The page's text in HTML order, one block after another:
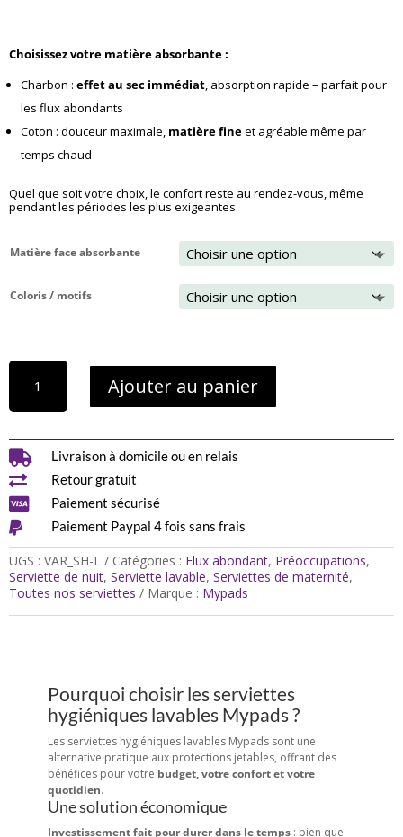
Choisissez votre matière absorbante :
Charbon : effet au sec immédiat, absorption rapide – parfait pour
les flux abondants
Coton : douceur maximale, matière fineet agréable même par
temps chaud
Quel que soit votre choix, le confort reste au rendez-vous, même
pendant les périodes les plus exigeantes.
Matière face absorbante
Coloris / motifs
quantité
serviette
lavable
(Gamme
L)
pour
maternité,
nuit
Ajouter au panier
 Livraison à domicile ou en relais
 Retour gratuit
 Paiement sécurisé
 Paiement Paypal 4 fois sans frais
UGS : VAR_SH-L Catégories : Flux abondant, Préoccupations,
Serviette de nuit, Serviette lavable, Serviettes de maternité,
Toutes nos serviettes
Marque : Mypads
Pourquoi choisir les serviettes
hygiéniques lavables Mypads ?
Les serviettes hygiéniques lavables Mypads sont une
alternative pratique aux protections jetables, offrant des
bénéfices pour votre budget, votre confort et votre
quotidien.
Une solution économique
Investissement fait pour durer dans le temps: bien que